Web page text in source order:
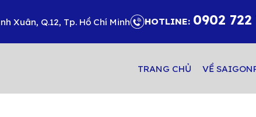
Xuân, Q.12, Tp. Hồ Chí Minh HOTLINE: 0902 722
TRANG CHỦ VỀ